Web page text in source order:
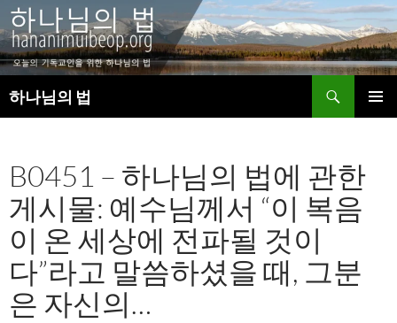
하나님의 법
색
로
건
너
뛰
기
B0451 – 하나님의 법에 관한
게시물: 예수님께서 “이 복음
이 온 세상에 전파될 것이
다”라고 말씀하셨을 때, 그분
은 자신의…